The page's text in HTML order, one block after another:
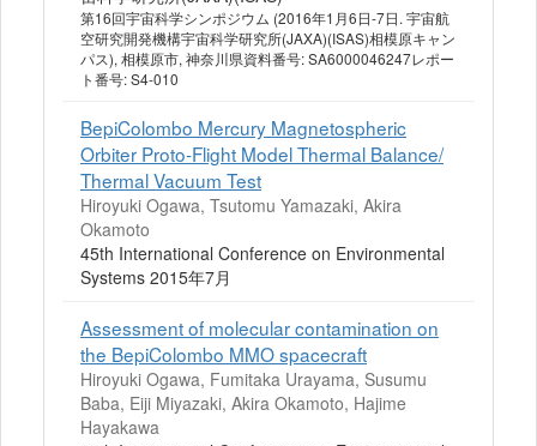
第16回宇宙科学シンポジウム (2016年1月6日-7日. 宇宙航
空研究開発機構宇宙科学研究所(JAXA)(ISAS)相模原キャン
パス), 相模原市, 神奈川県資料番号: SA6000046247レポー
ト番号: S4-010
BepiColombo Mercury Magnetospheric
Orbiter Proto-Flight Model Thermal Balance/
Thermal Vacuum Test
Hiroyuki Ogawa, Tsutomu Yamazaki, Akira
Okamoto
45th International Conference on Environmental
Systems 2015年7月
Assessment of molecular contamination on
the BepiColombo MMO spacecraft
Hiroyuki Ogawa, Fumitaka Urayama, Susumu
Baba, Eiji Miyazaki, Akira Okamoto, Hajime
Hayakawa